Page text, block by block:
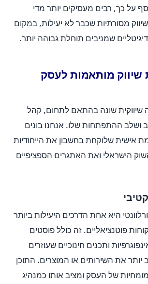
על כך, רבים מעסיקים יותר מדי
מסורתיות שכבר לא יעילות, במקום
שמניבים תוחלת גבוהה יותר.
שיווק מותאמות לעסק
שיווקית שונה בהתאם לתחום, קהל
ושלב ההתפתחות שלו. אנחנו בונים
אישית שלוקחת בחשבון את הייחודיות
הישראלי ואת האתגרים הספציפיים
ורלוונטי היא אחת הדרכים היעילות ביותר
פוטנציאליים. זה כולל פוסטים
ותכנים חינוכיים שעוזרים
יותר את השירותים או המוצרים. התוכן
של העסק ומציב אותו כמנהיג